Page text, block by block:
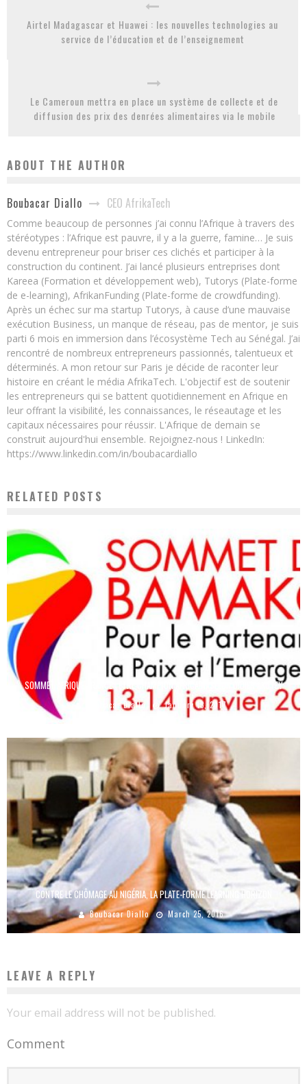
Airtel Madagascar et Huawei : les nouvelles technologies au
service de l’éducation et de l’enseignement
Le Cameroun mettra en place un système de collecte et de
diffusion des prix des denrées alimentaires via le mobile
ABOUT THE AUTHOR
Boubacar Diallo CEO AfrikaTech
Comme beaucoup de personnes j’ai connu l’Afrique à travers des
stéréotypes : l’Afrique est pauvre, il y a la guerre, famine… Je suis
devenu entrepreneur pour briser ces clichés et participer à la
construction du continent. J’ai lancé plusieurs entreprises dont
Kareea (Formation et développement web), Tutorys (Plate-forme
de e-learning), AfrikanFunding (Plate-forme de crowdfunding).
Après un échec sur ma startup Tutorys, à cause d’une mauvaise
exécution Business, un manque de réseau, pas de mentor, je suis
parti 6 mois en immersion dans l’écosystème Tech au Sénégal. J’ai
rencontré de nombreux entrepreneurs passionnés, talentueux et
déterminés. A mon retour sur Paris je décide de raconter leur
histoire en créant le média AfrikaTech. L'objectif est de soutenir
les entrepreneurs qui se battent quotidiennement en Afrique en
leur offrant la visibilité, les connaissances, le réseautage et les
capitaux nécessaires pour réussir. L'Afrique de demain se
construit aujourd'hui ensemble. Rejoignez-nous ! LinkedIn:
https://www.linkedin.com/in/boubacardiallo
RELATED POSTS
SOMMET AFRIQUE-FRANCE : ETRE CHAMPION AFRICAIN, SELON DIDIER AKOTEY
Boubacar Diallo January 13, 2017
CONTRE LE CHÔMAGE AU NIGÉRIA, LA PLATE-FORME LEARNING HORIZON
Boubacar Diallo March 25, 2016
LEAVE A REPLY
Your email address will not be published.
Comment